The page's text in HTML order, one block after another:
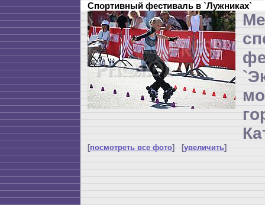
Спортивный фестиваль в `Лужниках`
[посмотреть все фото] [увеличить]